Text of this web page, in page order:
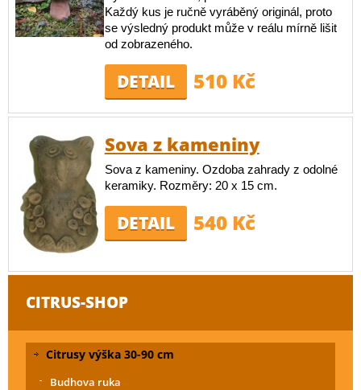
Každý kus je ručně vyráběný originál, proto
se výsledný produkt může v reálu mírně lišit
od zobrazeného.
DETAIL 510 Kč
Sova z kameniny
Sova z kameniny. Ozdoba zahrady z odolné
keramiky. Rozměry: 20 x 15 cm.
DETAIL 540 Kč
CITRUS-SHOP
Citrusy výška 30-90 cm
Budhova ruka